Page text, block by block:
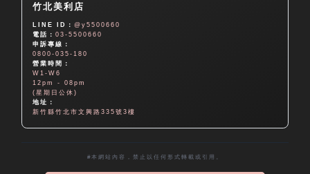
竹北美利店
LINE ID：@y5500660
電話：03-5500660
申訴專線：
0800-035-180
營業時間：
W1-W6
12pm - 08pm
(星期日公休)
地址：
新竹縣竹北市文興路335號3樓
#本網站內容，禁止以任何形式轉載或引用。